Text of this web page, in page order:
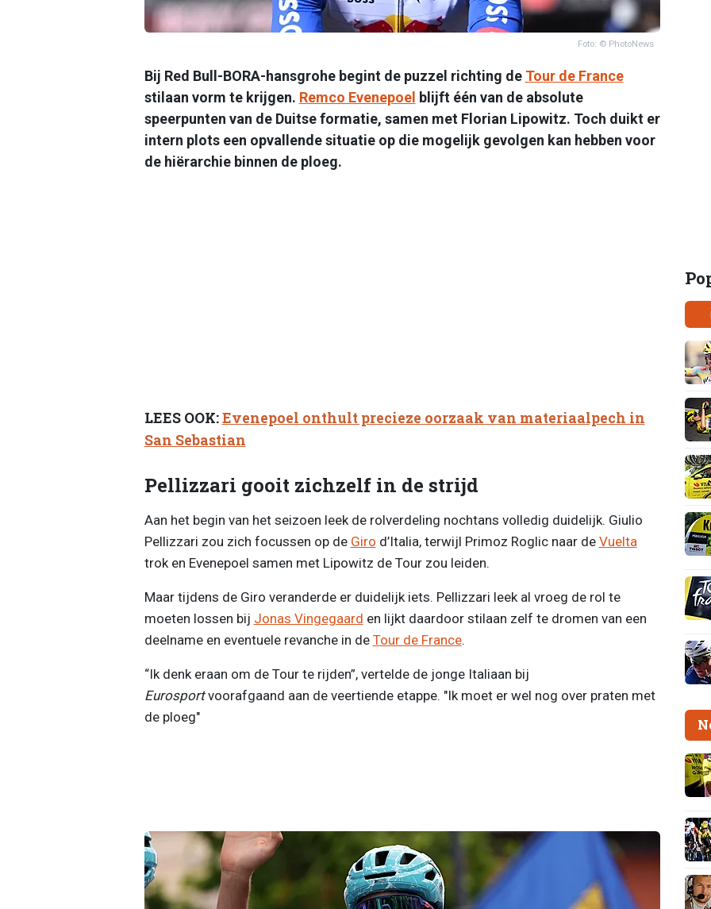
Foto: © PhotoNews
Bij Red Bull-BORA-hansgrohe begint de puzzel richting de Tour de France
stilaan vorm te krijgen. Remco Evenepoel blijft één van de absolute
speerpunten van de Duitse formatie, samen met Florian Lipowitz. Toch duikt er
intern plots een opvallende situatie op die mogelijk gevolgen kan hebben voor
de hiërarchie binnen de ploeg.
LEES OOK:Evenepoel onthult precieze oorzaak van materiaalpech in
San Sebastian
Pellizzari gooit zichzelf in de strijd
Aan het begin van het seizoen leek de rolverdeling nochtans volledig duidelijk. Giulio
Pellizzari zou zich focussen op de Giro d’Italia, terwijl Primoz Roglic naar de Vuelta
trok en Evenepoel samen met Lipowitz de Tour zou leiden.
Maar tijdens de Giro veranderde er duidelijk iets. Pellizzari leek al vroeg de rol te
moeten lossen bij Jonas Vingegaard en lijkt daardoor stilaan zelf te dromen van een
deelname en eventuele revanche in de Tour de France.
“Ik denk eraan om de Tour te rijden”, vertelde de jonge Italiaan bij
Eurosportvoorafgaand aan de veertiende etappe. "Ik moet er wel nog over praten met
de ploeg"